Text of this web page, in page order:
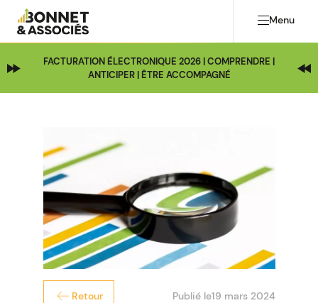
Menu
FACTURATION ÉLECTRONIQUE 2026 | COMPRENDRE |
ANTICIPER | ÊTRE ACCOMPAGNÉ
Retour Publié le19 mars 2024